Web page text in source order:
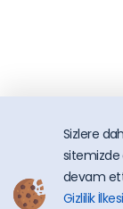
Sizlere
sitemizde
devam
Gizlilik İlkesi